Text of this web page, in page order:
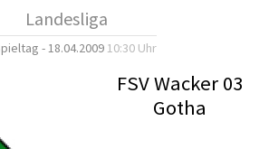
Landesliga
- 18.04.2009 10:30 Uhr
FSV Wacker 03
Gotha